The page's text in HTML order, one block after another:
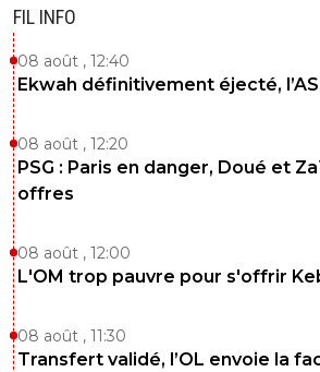
FIL INFO
08 août , 12:40
Ekwah définitivement éjecté,
08 août , 12:20
PSG : Paris en danger, Doué et
offres
08 août , 12:00
L'OM trop pauvre pour s'offrir
08 août , 11:30
Transfert validé, l’OL envoie la